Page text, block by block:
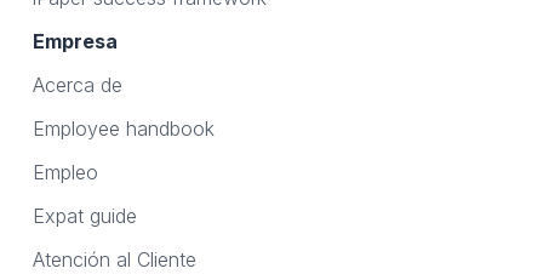
Empresa
Acerca de
Employee handbook
Empleo
Expat guide
Atención al Cliente